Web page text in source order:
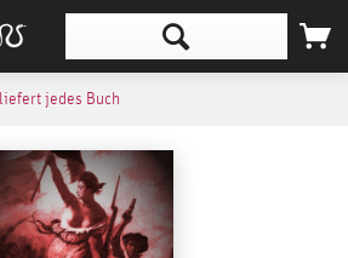
jedes Buch